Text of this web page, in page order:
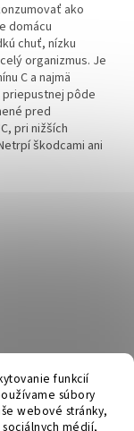
funkcií
súbory
webové stránky,
médií,
ako
domácu
chuť, nízku
organizmus. Je
C a najmä
priepustnej pôde
pred
pri nižších
škodcami ani